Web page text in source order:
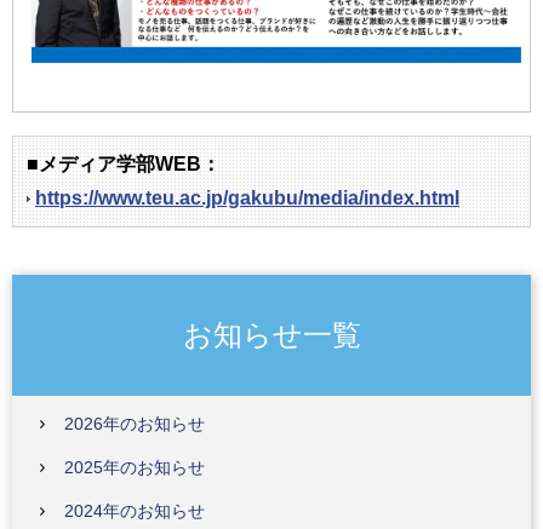
■メディア学部WEB：
https://www.teu.ac.jp/gakubu/media/index.html
お知らせ一覧
2026年のお知らせ
2025年のお知らせ
2024年のお知らせ